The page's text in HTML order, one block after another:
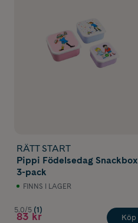
RÄTT START
Pippi Födelsedag Snackbox
3-pack
FINNS I LAGER
5.0/5 (1)
83 kr Köp